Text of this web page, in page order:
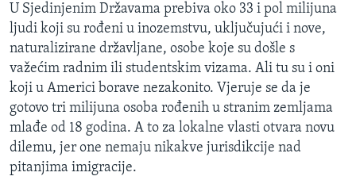
U Sjedinjenim Državama prebiva oko 33 i pol milijuna
ljudi koji su rođeni u inozemstvu, uključujući i nove,
naturalizirane državljane, osobe koje su došle s
važećim radnim ili studentskim vizama. Ali tu su i oni
koji u Americi borave nezakonito. Vjeruje se da je
gotovo tri milijuna osoba rođenih u stranim zemljama
mlađe od 18 godina. A to za lokalne vlasti otvara novu
dilemu, jer one nemaju nikakve jurisdikcije nad
pitanjima imigracije.